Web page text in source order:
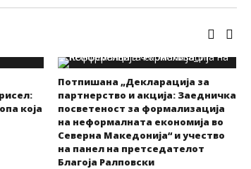
која
Потпишана „Декларација за
партнерство и акција: Заедничка
посветеност за формализација
на неформалната економија во
Северна Македонија“ и учество
на панел на претседателот
Благоја Ралповски